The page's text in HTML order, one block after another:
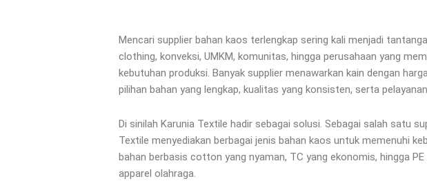
Mencari supplier bahan kaos terlengkap sering kali menjadi
clothing, konveksi, UMKM, komunitas, hingga perusahaan yang
kebutuhan produksi. Banyak supplier menawarkan kain dengan
pilihan bahan yang lengkap, kualitas yang konsisten, serta
Di sinilah Karunia Textile hadir sebagai solusi. Sebagai salah satu
Textile menyediakan berbagai jenis bahan kaos untuk memenuhi
bahan berbasis cotton yang nyaman, TC yang ekonomis, hingga
apparel olahraga.